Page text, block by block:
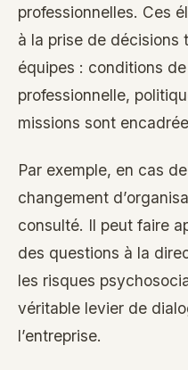
professionnelles. Ces
à la prise de décisions
équipes : conditions
professionnelle,
missions sont
Par exemple, en cas
changement
consulté. Il peut faire
des questions à la
les risques
véritable levier de
l’entreprise.